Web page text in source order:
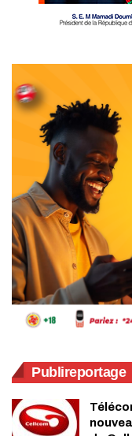
Publireportage